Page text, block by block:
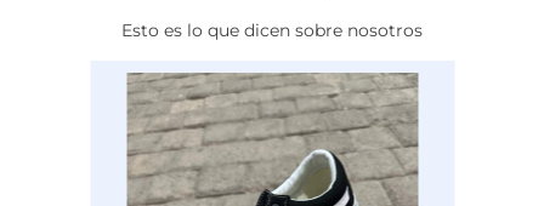
NORMAL
NEGRO
Esto es lo que dicen sobre nosotros